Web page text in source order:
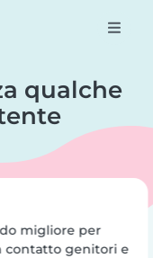
qualche
migliore per
contatto genitori e